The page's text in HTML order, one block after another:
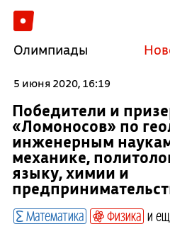
Олимпиады
5 июня 2020, 16:19
Победители и
«Ломоносов» по
инженерным
механике,
языку, химии и
Математика Физика и